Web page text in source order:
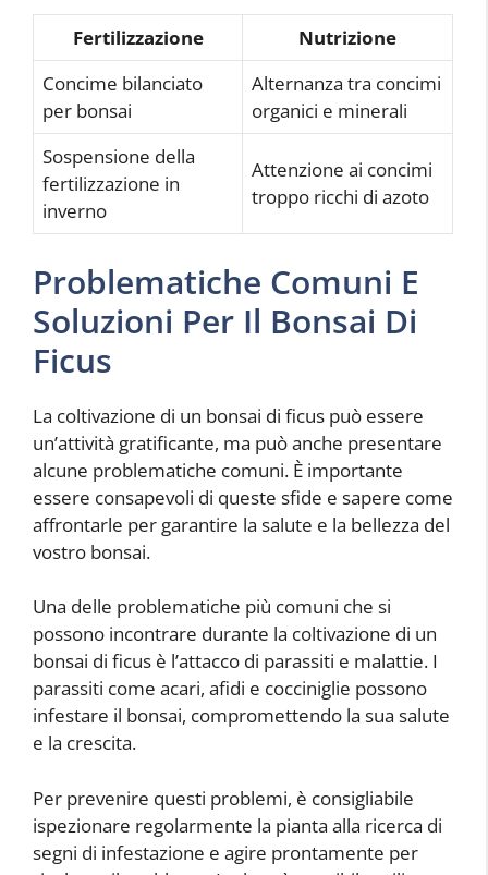
Fertilizzazione
Nutrizione
Concime bilanciato
per bonsai
Alternanza tra concimi
organici e minerali
Sospensione della
fertilizzazione in
inverno
Attenzione ai concimi
troppo ricchi di azoto
Problematiche Comuni E
Soluzioni Per Il Bonsai Di
Ficus
La coltivazione di un bonsai di ficus può essere
un’attività gratificante, ma può anche presentare
alcune problematiche comuni. È importante
essere consapevoli di queste sfide e sapere come
affrontarle per garantire la salute e la bellezza del
vostro bonsai.
Una delle problematiche più comuni che si
possono incontrare durante la coltivazione di un
bonsai di ficus è l’attacco di parassiti e malattie. I
parassiti come acari, afidi e cocciniglie possono
infestare il bonsai, compromettendo la sua salute
e la crescita.
Per prevenire questi problemi, è consigliabile
ispezionare regolarmente la pianta alla ricerca di
segni di infestazione e agire prontamente per